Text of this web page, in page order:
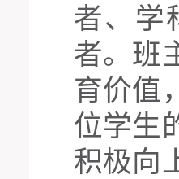
者、学
者。班
育价值
位学生
积极向